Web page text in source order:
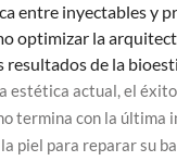
entre inyectables y
optimizar la
resultados de la
estética actual, el
termina con la última
piel para reparar su